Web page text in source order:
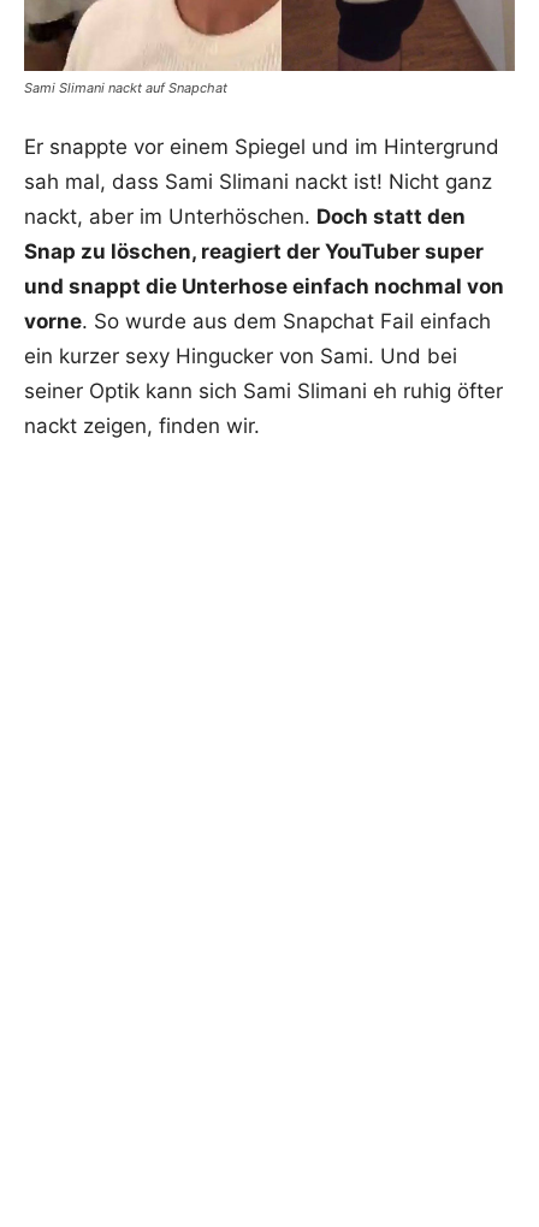
Sami Slimani nackt auf Snapchat
Er snappte vor einem Spiegel und im Hintergrund
sah mal, dass Sami Slimani nackt ist! Nicht ganz
nackt, aber im Unterhöschen. Doch statt den
Snap zu löschen, reagiert der YouTuber super
und snappt die Unterhose einfach nochmal von
vorne. So wurde aus dem Snapchat Fail einfach
ein kurzer sexy Hingucker von Sami. Und bei
seiner Optik kann sich Sami Slimani eh ruhig öfter
nackt zeigen, finden wir.